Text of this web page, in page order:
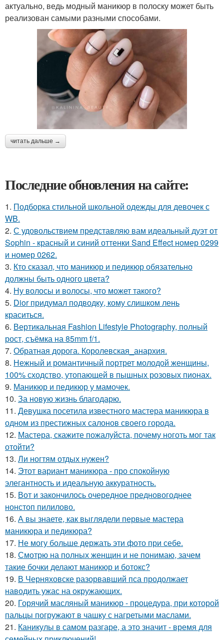
актуально, ведь модный маникюр в полоску может быть
реализован самыми разными способами.
читать дальше →
Последние обновления на сайте:
1. Подборка стильной школьной одежды для девочек с
WB.
2. С удовольствием представляю вам идеальный дуэт от
Sophin - красный и синий оттенки Sand Effect номер 0299
и номер 0262.
3. Кто сказал, что маникюр и педикюр обязательно
должны быть одного цвета?
4. Ну волосы и волосы, что может такого?
5. Dior придумал подводку, кому слишком лень
краситься.
6. Вертикальная Fashion Lifestyle Photography, полный
рост, съёмка на 85mm f/1.
7. Обратная дорога. Королевская_анархия.
8. Нежный и романтичный портрет молодой женщины,
100% сходство, утопающей в пышных розовых пионах.
9. Маникюр и педикюр у мамочек.
10. За новyю жизнь благодарю.
11. Девушка посетила известного мастера маникюра в
одном из престижных салонов своего города.
12. Мастера, скажите пожалуйста, почему ноготь мог так
отойти?
13. Ли ногтям отдых нужен?
14. Этот вариант маникюра - про спокойную
элегантность и идеальную аккуратность.
15. Вот и закончилось очередное предновогоднее
нонстоп пилилово.
16. А вы знаете, как выглядели первые мастера
маникюра и педикюра?
17. Не могу больше держать эти фото при себе.
18. Смотрю на полных женщин и не понимаю, зачем
такие бочки делают маникюр и ботокс?
19. В Черняховске разорвавший пса продолжает
наводить ужас на окружающих.
20. Горячий масляный маникюр - процедура, при которой
пальцы погружают в чашку с нагретыми маслами.
21. Каникулы в самом разгаре, а это значит - время для